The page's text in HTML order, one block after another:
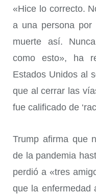
«Hice lo correcto.
a una persona por
muerte así.
como esto», ha
Estados Unidos al
que al cerrar las
fue calificado de
Trump afirma que
de la pandemia
perdió a «tres
que la enfermedad